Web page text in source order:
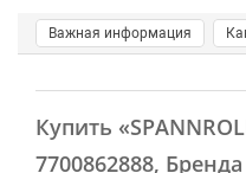
Важная информация
Купить
7700862888,